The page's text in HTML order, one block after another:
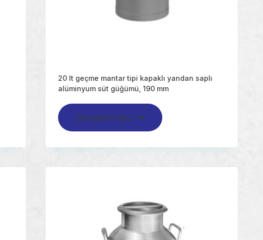
20 lt geçme mantar tipi kapaklı yandan saplı
alüminyum süt güğümü, 190 mm
Devamını oku